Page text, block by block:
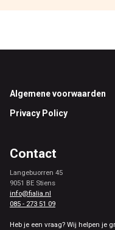
Footer
Algemene voorwaarden
Privacy Policy
Contact
Langebuorren 45
9051 BE Stiens
info@fialia.nl
085 - 273 51 09
Heb je een vraag? Wij helpen je